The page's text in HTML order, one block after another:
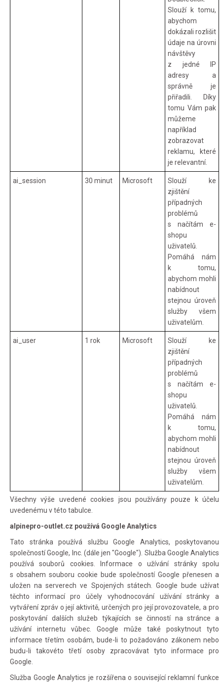
Slouží k tomu,
abychom
dokázali rozlišit
údaje na úrovni
návštěvy
z jedné IP
adresy a
správně je
přiřadili. Díky
tomu Vám pak
můžeme
například
zobrazovat
reklamu, které
je relevantní.
ai_session 30 minut Microsoft
Slouží ke
zjištění
případných
problémů
s načítám e-
shopu
uživatelů.
Pomáhá nám
k tomu,
abychom mohli
nabídnout
stejnou úroveň
služby všem
uživatelům.
ai_user 1 rok Microsoft
Slouží ke
zjištění
případných
problémů
s načítám e-
shopu
uživatelů.
Pomáhá nám
k tomu,
abychom mohli
nabídnout
stejnou úroveň
služby všem
uživatelům.
Všechny výše uvedené cookies jsou používány pouze k účelu
uvedenému v této tabulce.
alpinepro-outlet.cz používá Google Analytics
Tato stránka používá službu Google Analytics, poskytovanou
společností Google, Inc. (dále jen "Google"). Služba Google Analytics
používá souborů cookies. Informace o užívání stránky spolu
s obsahem souboru cookie bude společností Google přenesen a
uložen na serverech ve Spojených státech. Google bude užívat
těchto informací pro účely vyhodnocování užívání stránky a
vytváření zpráv o její aktivitě, určených pro její provozovatele, a pro
poskytování dalších služeb týkajících se činností na stránce a
užívání internetu vůbec. Google může také poskytnout tyto
informace třetím osobám, bude-li to požadováno zákonem nebo
budu-li takovéto třetí osoby zpracovávat tyto informace pro
Google.
Služba Google Analytics je rozšířena o související reklamní funkce